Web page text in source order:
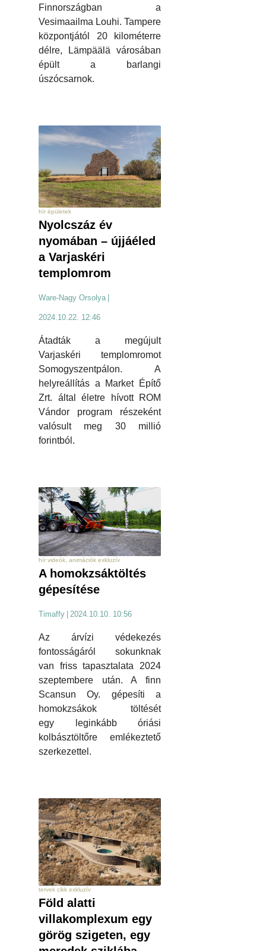
Finnországban a
Vesimaailma Louhi. Tampere
központjától 20 kilométerre
délre, Lämpäälä városában
épült a barlangi
úszócsarnok.
hír épületek
Nyolcszáz év
nyomában – újjáéled
a Varjaskéri
templomrom
Ware-Nagy Orsolya |
2024.10.22. 12:46
Átadták a megújult
Varjaskéri templomromot
Somogyszentpálon. A
helyreállítás a Market Építő
Zrt. által életre hívott ROM
Vándor program részeként
valósult meg 30 millió
forintból.
hír videók, animációk exkluzív
A homokzsáktöltés
gépesítése
Timaffy | 2024.10.10. 10:56
Az árvízi védekezés
fontosságáról sokunknak
van friss tapasztalata 2024
szeptembere után. A finn
Scansun Oy. gépesíti a
homokzsákok töltését
egy leginkább óriási
kolbásztöltőre emlékeztető
szerkezettel.
tervek cikk exkluzív
Föld alatti
villakomplexum egy
görög szigeten, egy